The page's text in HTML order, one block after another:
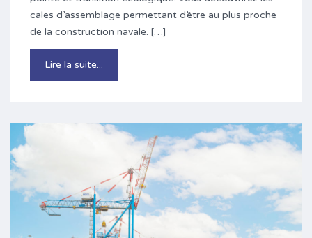
cales d’assemblage permettant d’être au plus proche
de la construction navale. […]
Lire la suite...